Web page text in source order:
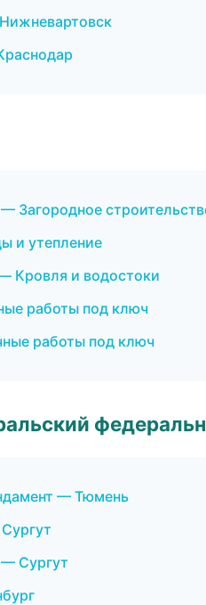
Загородное
и утепление
Кровля и водостоки
работы под ключ
работы под ключ
— Тюмень
Сургут